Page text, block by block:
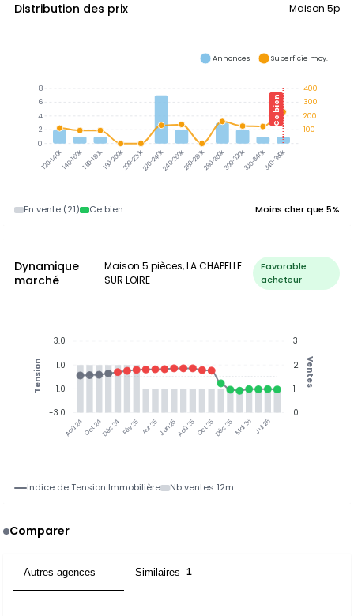
Distribution des prix Maison 5p
120-140k140-160k160-180k180-200k200-220k220-240k240-260k260-280k280-300k300-320k320-340k340-360k
Ce bien
400
300
200
100
8
6
4
2
0
Annonces Superficie moy.
En vente (21) Ce bien Moins cher que 5%
Dynamique
marché
Maison 5 pièces, LA CHAPELLE
SUR LOIRE
Favorable
acheteur
Aoû 24Oct 24Déc 24Fév 25 Avr 25Jun 25Aoû 25Oct 25Déc 25Mai 26 Jul 26
3
2
1
0
Ventes
3.0
1.0
-1.0
-3.0
Tension
Indice de Tension Immobilière Nb ventes 12m
Comparer
Autres agences Similaires 1